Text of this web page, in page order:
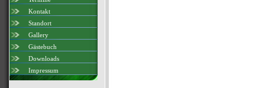
Kontakt
Standort
Gallery
Gästebuch
Downloads
Impressum